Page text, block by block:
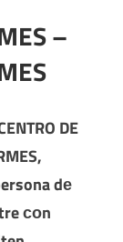
–
DE
,
dе
сοn